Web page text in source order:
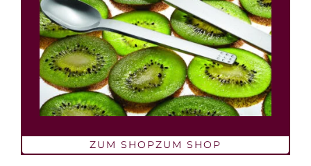
ZUM SHOPZUM SHOP